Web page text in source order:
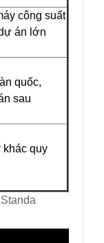
công suất
án lớn
quốc,
sau
khác quy